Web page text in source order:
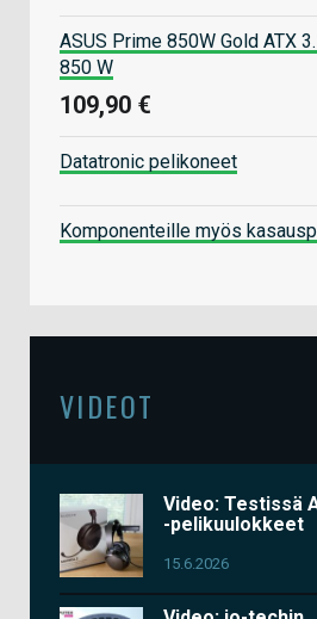
ASUS Prime 850W Gold ATX
850 W
109,90 €
Datatronic pelikoneet
Komponenteille myös
VIDEOT
Video: Testissä
-pelikuulokkeet
15.6.2026